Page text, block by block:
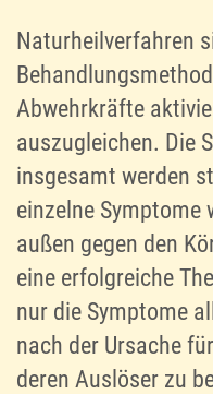
Naturheilverfahren
Abwehrkräfte
auszugleichen. Die
insgesamt werden
einzelne Symptome
außen gegen den
eine erfolgreiche
nur die Symptome
nach der Ursache
deren Auslöser zu